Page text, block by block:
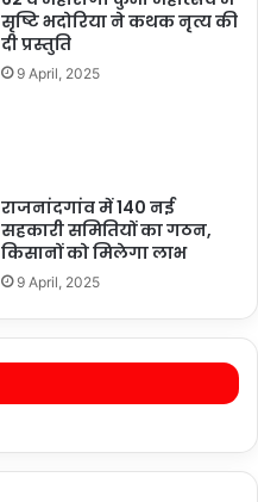
सृष्टि भदोरिया ने कथक नृत्य की
दी प्रस्तुति
9 April, 2025
राजनांदगांव में 140 नई
सहकारी समितियों का गठन,
किसानों को मिलेगा लाभ
9 April, 2025